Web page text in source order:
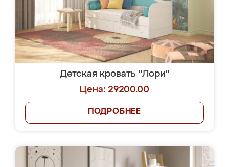
Детская кровать "Лори"
Цена: 29200.00
ПОДРОБНЕЕ